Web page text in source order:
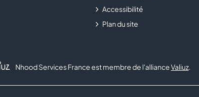
Accessibilité
Plan du site
Nhood Services France est membre de l'allianceValiuz.